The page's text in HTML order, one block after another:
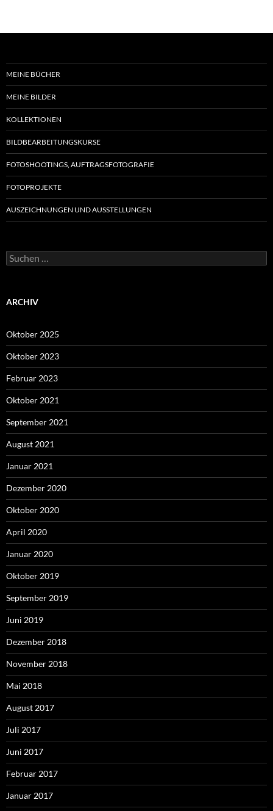
MEINE BÜCHER
MEINE BILDER
KOLLEKTIONEN
BILDBEARBEITUNGSKURSE
FOTOSHOOTINGS, AUFTRAGSFOTOGRAFIE
FOTOPROJEKTE
AUSZEICHNUNGEN UND AUSSTELLUNGEN
Suche
nach:
ARCHIV
Oktober 2025
Oktober 2023
Februar 2023
Oktober 2021
September 2021
August 2021
Januar 2021
Dezember 2020
Oktober 2020
April 2020
Januar 2020
Oktober 2019
September 2019
Juni 2019
Dezember 2018
November 2018
Mai 2018
August 2017
Juli 2017
Juni 2017
Februar 2017
Januar 2017